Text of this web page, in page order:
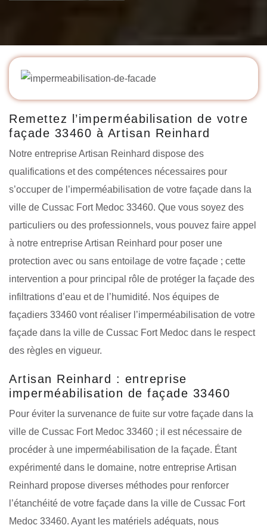
Remettez l’imperméabilisation de votre
façade 33460 à Artisan Reinhard
Notre entreprise Artisan Reinhard dispose des
qualifications et des compétences nécessaires pour
s’occuper de l’imperméabilisation de votre façade dans la
ville de Cussac Fort Medoc 33460. Que vous soyez des
particuliers ou des professionnels, vous pouvez faire appel
à notre entreprise Artisan Reinhard pour poser une
protection avec ou sans entoilage de votre façade ; cette
intervention a pour principal rôle de protéger la façade des
infiltrations d’eau et de l’humidité. Nos équipes de
façadiers 33460 vont réaliser l’imperméabilisation de votre
façade dans la ville de Cussac Fort Medoc dans le respect
des règles en vigueur.
Artisan Reinhard : entreprise
imperméabilisation de façade 33460
Pour éviter la survenance de fuite sur votre façade dans la
ville de Cussac Fort Medoc 33460 ; il est nécessaire de
procéder à une imperméabilisation de la façade. Étant
expérimenté dans le domaine, notre entreprise Artisan
Reinhard propose diverses méthodes pour renforcer
l’étanchéité de votre façade dans la ville de Cussac Fort
Medoc 33460. Ayant les matériels adéquats, nous